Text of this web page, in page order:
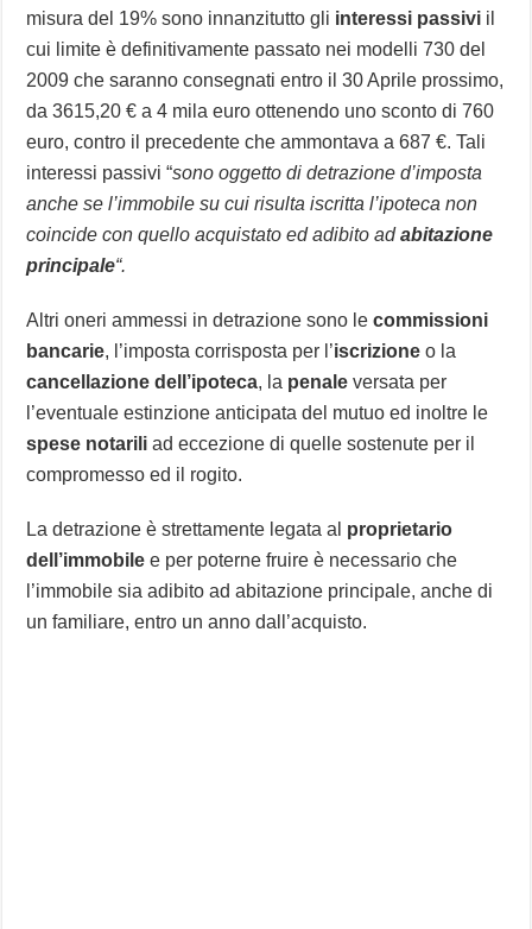
misura del 19% sono innanzitutto gli interessi passivi il
cui limite è definitivamente passato nei modelli 730 del
2009 che saranno consegnati entro il 30 Aprile prossimo,
da 3615,20 € a 4 mila euro ottenendo uno sconto di 760
euro, contro il precedente che ammontava a 687 €. Tali
interessi passivi “sono oggetto di detrazione d’imposta
anche se l’immobile su cui risulta iscritta l’ipoteca non
coincide con quello acquistato ed adibito adabitazione
principale“.
Altri oneri ammessi in detrazione sono lecommissioni
bancarie, l’imposta corrisposta per l’iscrizione o la
cancellazione dell’ipoteca, la penale versata per
l’eventuale estinzione anticipata del mutuo ed inoltre le
spese notarili ad eccezione di quelle sostenute per il
compromesso ed il rogito.
La detrazione è strettamente legata al proprietario
dell’immobile e per poterne fruire è necessario che
l’immobile sia adibito ad abitazione principale, anche di
un familiare, entro un anno dall’acquisto.